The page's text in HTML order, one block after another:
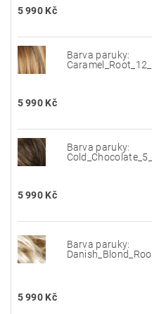
5 990 Kč
Barva paruky:
5 990 Kč
Barva paruky:
5 990 Kč
Barva paruky:
5 990 Kč